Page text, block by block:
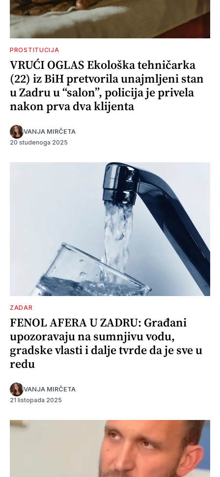
PROSTITUCIJA
VRUĆI OGLAS Ekološka tehničarka
(22) iz BiH pretvorila unajmljeni stan
u Zadru u “salon”, policija je privela
nakon prva dva klijenta
VANJA MIRČETA
20 studenoga 2025
ZADAR
FENOL AFERA U ZADRU: Građani
upozoravaju na sumnjivu vodu,
gradske vlasti i dalje tvrde da je sve u
redu
VANJA MIRČETA
21 listopada 2025